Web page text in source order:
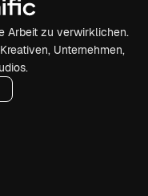
Arbeit zu verwirklichen.
Unternehmen,